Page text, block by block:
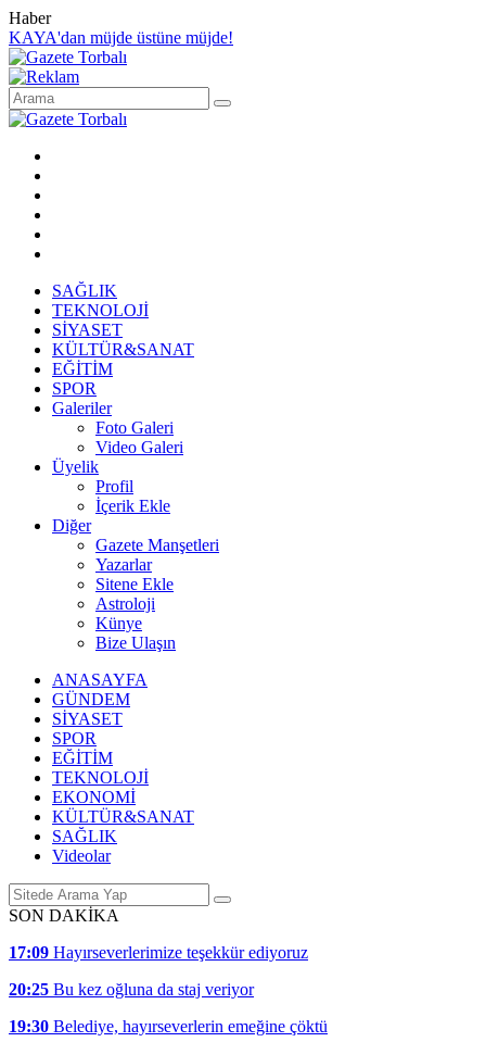
Haber
KAYA'dan müjde üstüne müjde!
SAĞLIK
TEKNOLOJİ
SİYASET
KÜLTÜR&SANAT
EĞİTİM
SPOR
Galeriler
Foto Galeri
Video Galeri
Üyelik
Profil
İçerik Ekle
Diğer
Gazete Manşetleri
Yazarlar
Sitene Ekle
Astroloji
Künye
Bize Ulaşın
ANASAYFA
GÜNDEM
SİYASET
SPOR
EĞİTİM
TEKNOLOJİ
EKONOMİ
KÜLTÜR&SANAT
SAĞLIK
Videolar
SON DAKİKA
17:09 Hayırseverlerimize teşekkür ediyoruz
20:25 Bu kez oğluna da staj veriyor
19:30 Belediye, hayırseverlerin emeğine çöktü